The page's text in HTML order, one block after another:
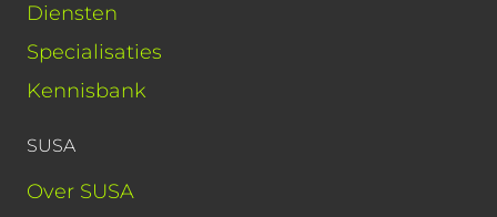
Diensten
Specialisaties
Kennisbank
SUSA
Over SUSA